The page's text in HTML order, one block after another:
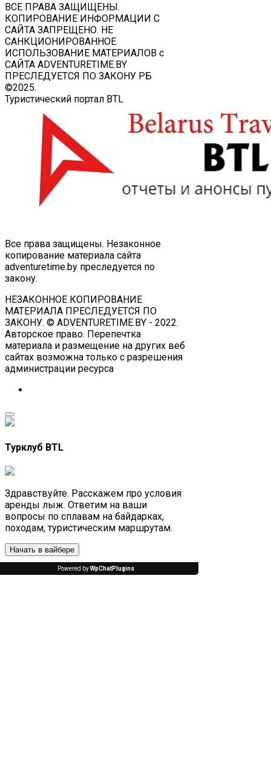
ВСЕ ПРАВА ЗАЩИЩЕНЫ.
КОПИРОВАНИЕ ИНФОРМАЦИИ С
САЙТА ЗАПРЕЩЕНО. НЕ
САНКЦИОНИРОВАННОЕ
ИСПОЛЬЗОВАНИЕ МАТЕРИАЛОВ с
САЙТА ADVENTURETIME.BY
ПРЕСЛЕДУЕТСЯ ПО ЗАКОНУ РБ
©2025.
Туристический портал BTL
Все права защищены. Незаконное
копирование материала сайта
adventuretime.by преследуется по
закону.
НЕЗАКОННОЕ КОПИРОВАНИЕ
МАТЕРИАЛА ПРЕСЛЕДУЕТСЯ ПО
ЗАКОНУ. © ADVENTURETIME.BY - 2022.
Авторское право. Перепечтка
материала и размещение на других веб
сайтах возможна только с разрешения
администрации ресурса
Турклуб BTL
Здравствуйте. Расскажем про условия
аренды лыж. Ответим на ваши
вопросы по сплавам на байдарках,
походам, туристическим маршрутам.
Начать в вайбере
Powered byWpChatPlugins